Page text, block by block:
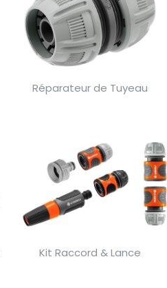
Réparateur de Tuyeau
Kit Raccord & Lance